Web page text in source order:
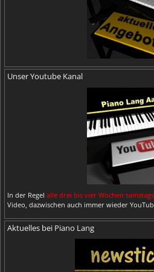
Unser Youtube Kanal
In der Regel alle drei bis vier Wochen
Video, dazwischen auch immer wieder
Aktuelles bei Piano Lang